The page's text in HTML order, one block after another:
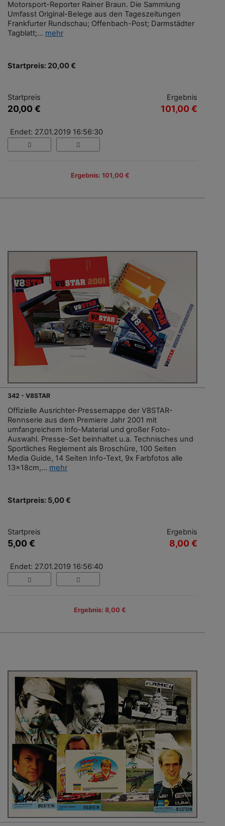
Motorsport-Reporter Rainer Braun. Die Sammlung
Umfasst Original-Belege aus den Tageszeitungen
Frankfurter Rundschau; Offenbach-Post; Darmstädter
Tagblatt;... mehr
Startpreis: 20,00 €
Startpreis
20,00 €
Ergebnis
101,00 €
Endet: 27.01.2019 16:56:30
Ergebnis: 101,00 €
342 - V8STAR
Offizielle Ausrichter-Pressemappe der V8STAR-
Rennserie aus dem Premiere Jahr 2001 mit
umfangreichem Info-Material und großer Foto-
Auswahl. Presse-Set beinhaltet u.a. Technisches und
Sportliches Reglement als Broschüre, 100 Seiten
Media Guide, 14 Seiten Info-Text, 9x Farbfotos alle
13x18cm,... mehr
Startpreis: 5,00 €
Startpreis
5,00 €
Ergebnis
8,00 €
Endet: 27.01.2019 16:56:40
Ergebnis: 8,00 €